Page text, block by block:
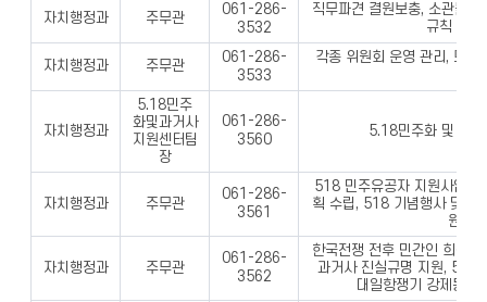
자치행정과 주무관
061-286-
3532
직무파견 결원보충, 소관불분
규칙 관리
자치행정과 주무관
061-286-
3533
각종 위원회 운영 관리, 도·
자치행정과
5.18민주
화및과거사
지원센터팀
장
061-286-
3560
5.18민주화 및 과
자치행정과 주무관
061-286-
3561
518 민주유공자 지원사업,
획 수립, 518 기념행사 및 기
원 등
자치행정과 주무관
061-286-
3562
한국전쟁 전후 민간인 희생
과거사 진실규명 지원, 5.18
대일항쟁기 강제동원